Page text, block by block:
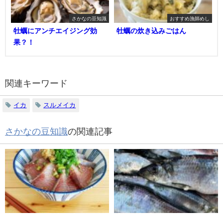
さかなの豆知識
牡蠣にアンチエイジング効
果？！
おすすめ漁師めし
牡蠣の炊き込みごはん
関連キーワード
イカ スルメイカ
さかなの豆知識の関連記事